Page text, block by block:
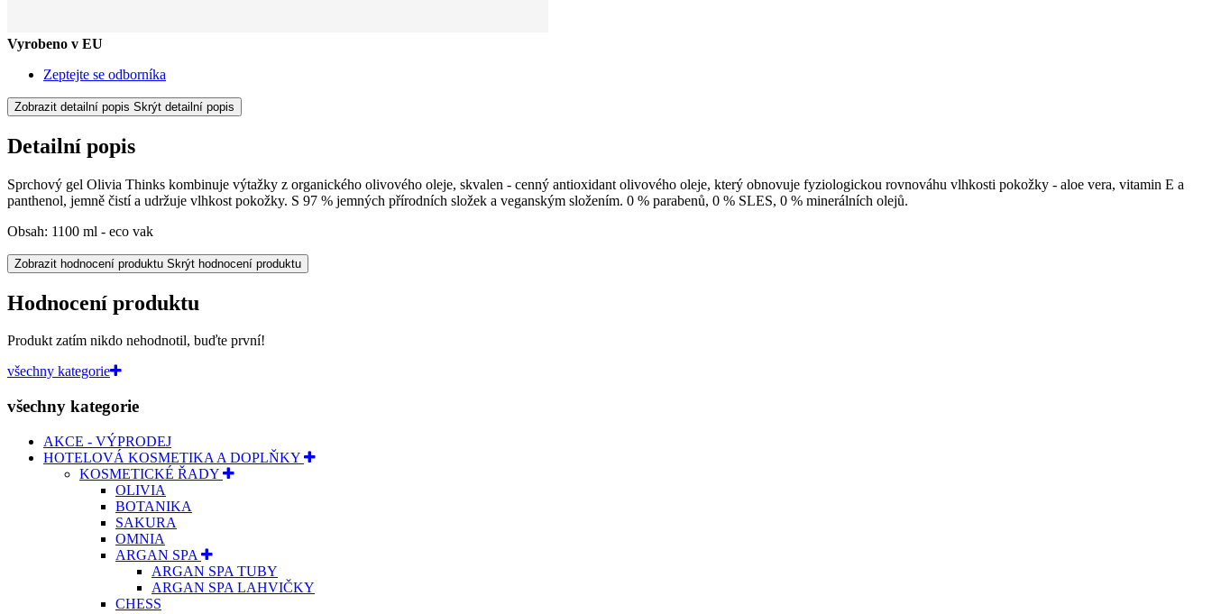
Vyrobeno v EU
Zeptejte se odborníka
Zobrazit detailní popis Skrýt detailní popis
Detailní popis
Sprchový gel Olivia Thinks kombinuje výtažky z organického olivového oleje, skvalen - cenný antioxidant olivového oleje, který obnovuje fyziologickou rovnováhu vlhkosti pokožky - aloe vera, vitamin E a
panthenol, jemně čistí a udržuje vlhkost pokožky. S 97 % jemných přírodních složek a veganským složením. 0 % parabenů, 0 % SLES, 0 % minerálních olejů.
Obsah: 1100 ml - eco vak
Zobrazit hodnocení produktu Skrýt hodnocení produktu
Hodnocení produktu
Produkt zatím nikdo nehodnotil, buďte první!
všechny kategorie
všechny kategorie
AKCE - VÝPRODEJ
HOTELOVÁ KOSMETIKA A DOPLŇKY
KOSMETICKÉ ŘADY
OLIVIA
BOTANIKA
SAKURA
OMNIA
ARGAN SPA
ARGAN SPA TUBY
ARGAN SPA LAHVIČKY
CHESS